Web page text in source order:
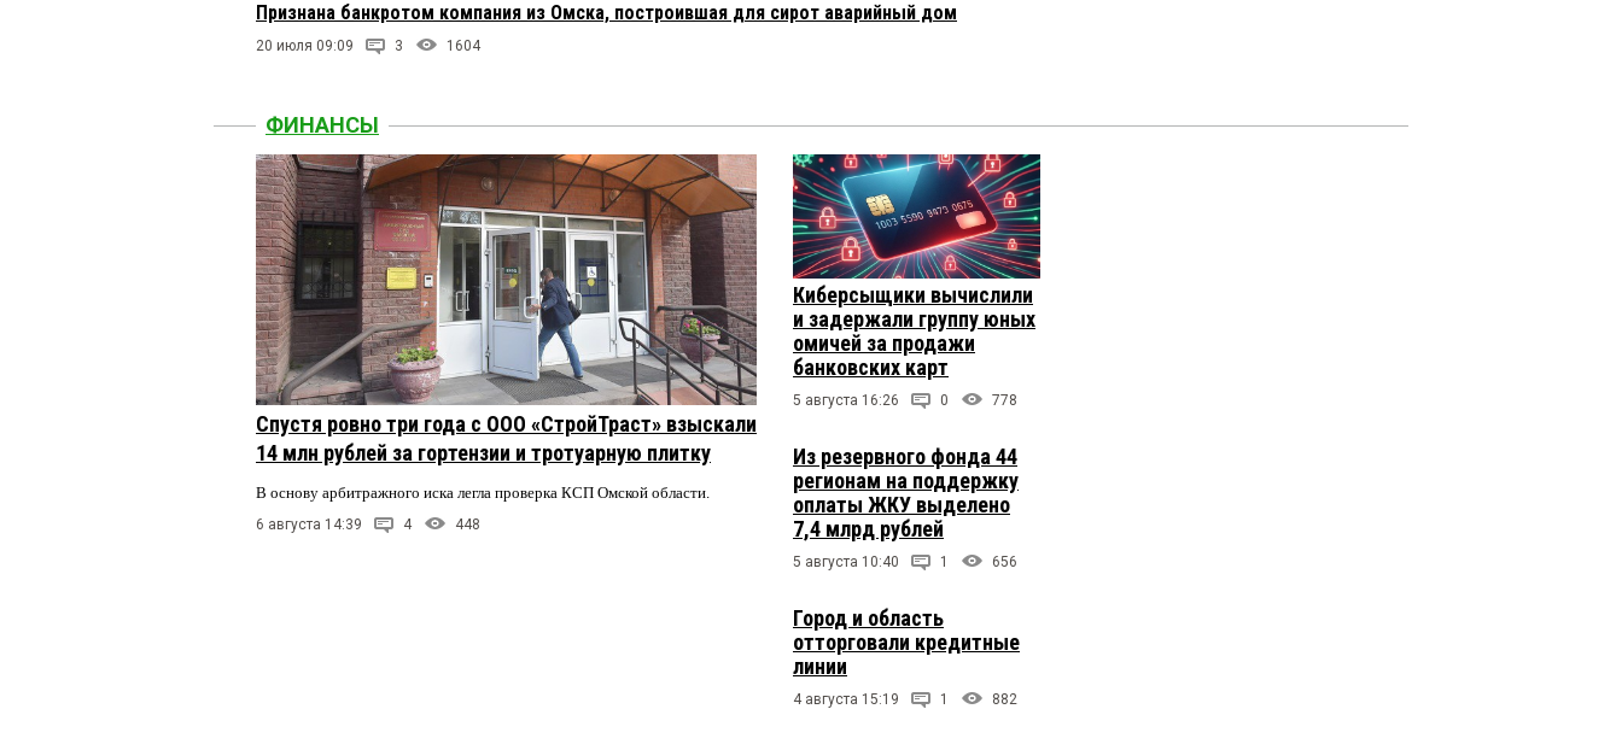
Признана банкротом компания из Омска, построившая для сирот аварийный дом
20 июля 09:09 3 1604
ФИНАНСЫ
Спустя ровно три года с ООО «СтройТраст» взыскали
14 млн рублей за гортензии и тротуарную плитку
В основу арбитражного иска легла проверка КСП Омской области.
6 августа 14:39 4 448
Киберсыщики вычислили
и задержали группу юных
омичей за продажи
банковских карт
5 августа 16:26 0 778
Из резервного фонда 44
регионам на поддержку
оплаты ЖКУ выделено
7,4 млрд рублей
5 августа 10:40 1 656
Город и область
отторговали кредитные
линии
4 августа 15:19 1 882